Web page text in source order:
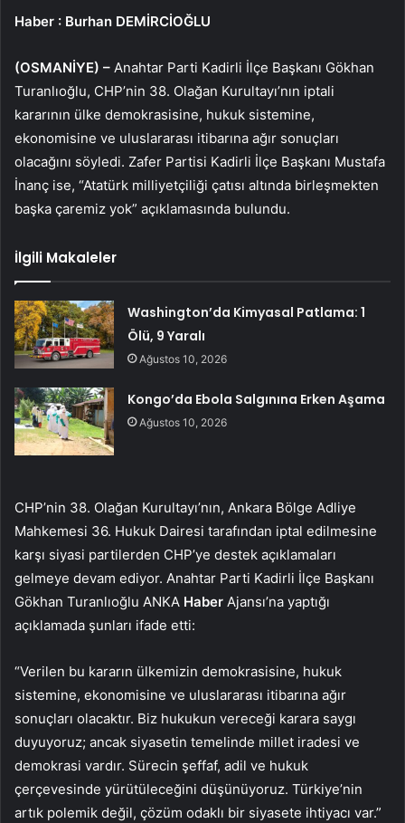
Haber : Burhan DEMİRCİOĞLU
(OSMANİYE) – Anahtar Parti Kadirli İlçe Başkanı Gökhan
Turanlıoğlu, CHP’nin 38. Olağan Kurultayı’nın iptali
kararının ülke demokrasisine, hukuk sistemine,
ekonomisine ve uluslararası itibarına ağır sonuçları
olacağını söyledi. Zafer Partisi Kadirli İlçe Başkanı Mustafa
İnanç ise, “Atatürk milliyetçiliği çatısı altında birleşmekten
başka çaremiz yok” açıklamasında bulundu.
İlgili Makaleler
Washington’da Kimyasal Patlama: 1
Ölü, 9 Yaralı
Ağustos 10, 2026
Kongo’da Ebola Salgınına Erken Aşama
Ağustos 10, 2026
CHP’nin 38. Olağan Kurultayı’nın, Ankara Bölge Adliye
Mahkemesi 36. Hukuk Dairesi tarafından iptal edilmesine
karşı siyasi partilerden CHP’ye destek açıklamaları
gelmeye devam ediyor. Anahtar Parti Kadirli İlçe Başkanı
Gökhan Turanlıoğlu ANKA Haber Ajansı’na yaptığı
açıklamada şunları ifade etti:
“Verilen bu kararın ülkemizin demokrasisine, hukuk
sistemine, ekonomisine ve uluslararası itibarına ağır
sonuçları olacaktır. Biz hukukun vereceği karara saygı
duyuyoruz; ancak siyasetin temelinde millet iradesi ve
demokrasi vardır. Sürecin şeffaf, adil ve hukuk
çerçevesinde yürütüleceğini düşünüyoruz. Türkiye’nin
artık polemik değil, çözüm odaklı bir siyasete ihtiyacı var.”